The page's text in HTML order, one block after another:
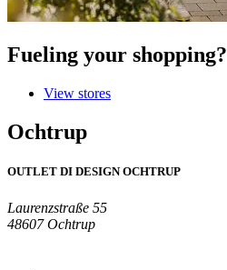
Fueling your shopping?
View stores
Ochtrup
OUTLET DI DESIGN OCHTRUP
Laurenzstraße 55
48607 Ochtrup